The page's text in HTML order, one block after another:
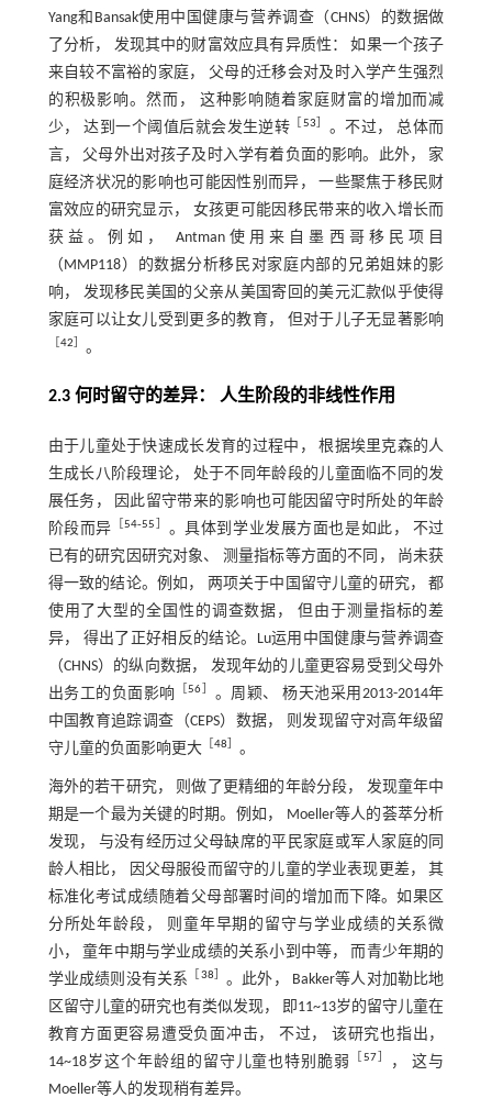
Yang和Bansak使用中国健康与营养调查（CHNS）的数据做
了分析， 发现其中的财富效应具有异质性： 如果一个孩子
来自较不富裕的家庭， 父母的迁移会对及时入学产生强烈
的积极影响。然而， 这种影响随着家庭财富的增加而减
少， 达到一个阈值后就会发生逆转
53
。不过， 总体而
言， 父母外出对孩子及时入学有着负面的影响。此外， 家
庭经济状况的影响也可能因性别而异， 一些聚焦于移民财
富效应的研究显示， 女孩更可能因移民带来的收入增长而
获益。例如， Antman使用来自墨西哥移民项目
（MMP118）的数据分析移民对家庭内部的兄弟姐妹的影
响， 发现移民美国的父亲从美国寄回的美元汇款似乎使得
家庭可以让女儿受到更多的教育， 但对于儿子无显著影响
42 。
2.3 何时留守的差异： 人生阶段的非线性作用
由于儿童处于快速成长发育的过程中， 根据埃里克森的人
生成长八阶段理论， 处于不同年龄段的儿童面临不同的发
展任务， 因此留守带来的影响也可能因留守时所处的年龄
阶段而异 ［54‐55
。具体到学业发展方面也是如此， 不过
已有的研究因研究对象、 测量指标等方面的不同， 尚未获
得一致的结论。例如， 两项关于中国留守儿童的研究， 都
使用了大型的全国性的调查数据， 但由于测量指标的差
异， 得出了正好相反的结论。Lu运用中国健康与营养调查
（CHNS）的纵向数据， 发现年幼的儿童更容易受到父母外
出务工的负面影响
［56
。周颖、 杨天池采用2013-2014年
中国教育追踪调查（CEPS）数据， 则发现留守对高年级留
守儿童的负面影响更大［ 48 。
海外的若干研究， 则做了更精细的年龄分段， 发现童年中
期是一个最为关键的时期。例如， Moeller等人的荟萃分析
发现， 与没有经历过父母缺席的平民家庭或军人家庭的同
龄人相比， 因父母服役而留守的儿童的学业表现更差， 其
标准化考试成绩随着父母部署时间的增加而下降。如果区
分所处年龄段， 则童年早期的留守与学业成绩的关系微
小， 童年中期与学业成绩的关系小到中等， 而青少年期的
学业成绩则没有关系
38
。此外， Bakker等人对加勒比地
区留守儿童的研究也有类似发现， 即11~13岁的留守儿童在
教育方面更容易遭受负面冲击， 不过， 该研究也指出，
14~18岁这个年龄组的留守儿童也特别脆弱
［57
， 这与
Moeller等人的发现稍有差异。